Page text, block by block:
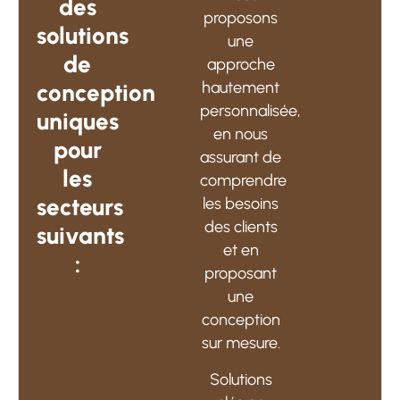
des
solutions
de
conception
uniques
pour
les
secteurs
suivants
:
proposons
une
approche
hautement
personnalisée,
en nous
assurant de
comprendre
les besoins
des clients
et en
proposant
une
conception
sur mesure.
Solutions